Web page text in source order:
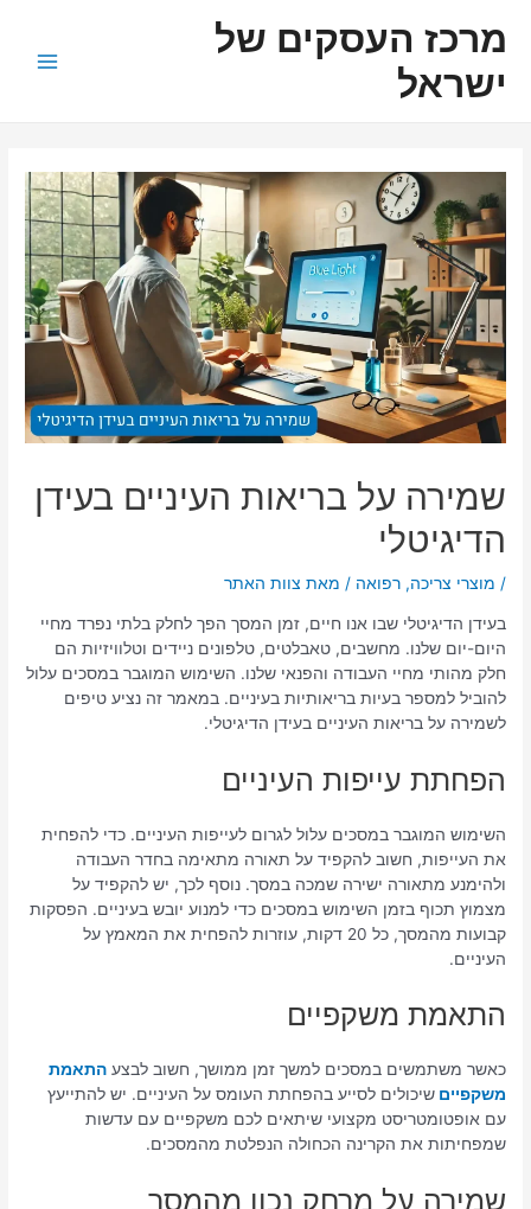
לתוכןמרכז העסקים של
ישראל
שמירה על בריאות העיניים בעידן
הדיגיטלי
/ מוצרי צריכה,רפואה / מאת צוות האתר
בעידן הדיגיטלי שבו אנו חיים, זמן המסך הפך לחלק בלתי נפרד מחיי
היום-יום שלנו. מחשבים, טאבלטים, טלפונים ניידים וטלוויזיות הם
חלק מהותי מחיי העבודה והפנאי שלנו. השימוש המוגבר במסכים עלול
להוביל למספר בעיות בריאותיות בעיניים. במאמר זה נציע טיפים
לשמירה על בריאות העיניים בעידן הדיגיטלי.
הפחתת עייפות העיניים
השימוש המוגבר במסכים עלול לגרום לעייפות העיניים. כדי להפחית
את העייפות, חשוב להקפיד על תאורה מתאימה בחדר העבודה
ולהימנע מתאורה ישירה שמכה במסך. נוסף לכך, יש להקפיד על
מצמוץ תכוף בזמן השימוש במסכים כדי למנוע יובש בעיניים. הפסקות
קבועות מהמסך, כל 20 דקות, עוזרות להפחית את המאמץ על
העיניים.
התאמת משקפיים
כאשר משתמשים במסכים למשך זמן ממושך, חשוב לבצעהתאמת
משקפייםשיכולים לסייע בהפחתת העומס על העיניים. יש להתייעץ
עם אופטומטריסט מקצועי שיתאים לכם משקפיים עם עדשות
שמפחיתות את הקרינה הכחולה הנפלטת מהמסכים.
שמירה על מרחק נכון מהמסך